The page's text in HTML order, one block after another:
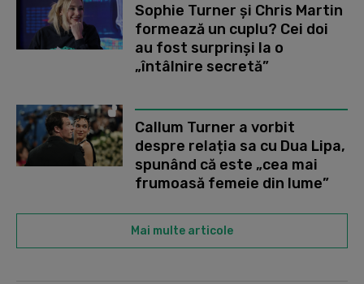
Sophie Turner și Chris Martin
formează un cuplu? Cei doi
au fost surprinși la o
„întâlnire secretă”
Callum Turner a vorbit
despre relația sa cu Dua Lipa,
spunând că este „cea mai
frumoasă femeie din lume”
Mai multe articole